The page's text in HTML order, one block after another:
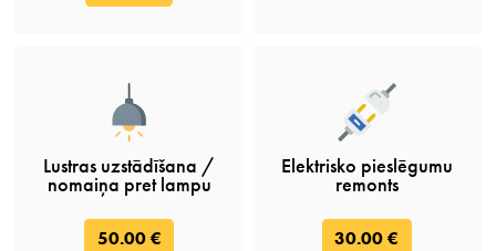
Lustras uzstādīšana /
nomaiņa pret lampu
50.00 €
Elektrisko pieslēgumu
remonts
30.00 €